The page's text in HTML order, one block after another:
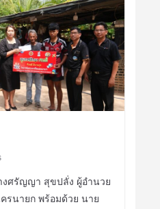
ศรัญญา สุขปลั่ง ผู้อำนวย
รนายก พร้อมด้วย นาย